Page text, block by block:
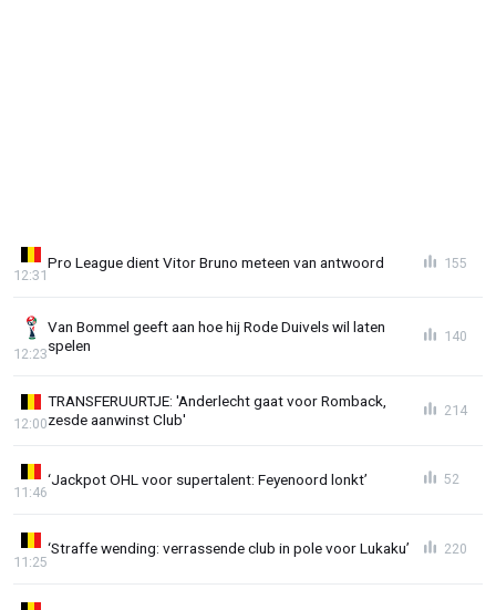
Pro League dient Vitor Bruno meteen van antwoord
12:31
155
Van Bommel geeft aan hoe hij Rode Duivels wil laten
spelen
12:23
140
TRANSFERUURTJE: 'Anderlecht gaat voor Romback,
zesde aanwinst Club'
12:00
214
‘Jackpot OHL voor supertalent: Feyenoord lonkt’
11:46
52
‘Straffe wending: verrassende club in pole voor Lukaku’
11:25
220